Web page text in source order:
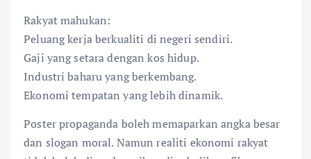
Rakyat mahukan:
Peluang kerja berkualiti di negeri sendiri.
Gaji yang setara dengan kos hidup.
Industri baharu yang berkembang.
Ekonomi tempatan yang lebih dinamik.
Poster propaganda boleh memaparkan angka besar
dan slogan moral. Namun realiti ekonomi rakyat